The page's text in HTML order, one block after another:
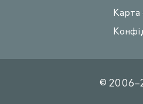
Карта
© 2006–